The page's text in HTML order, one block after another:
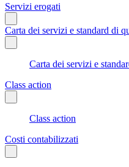
Servizi erogati
Carta dei servizi e standard di
Carta dei servizi e
Class action
Class action
Costi contabilizzati